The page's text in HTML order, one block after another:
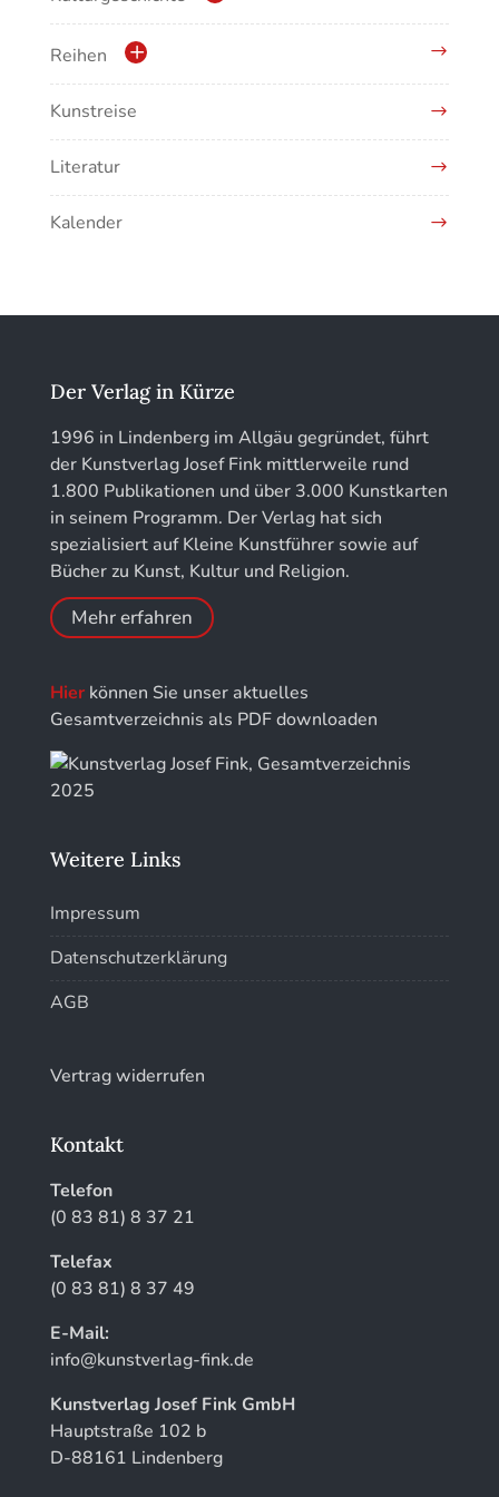
Kunstführer E
Kunstführer H
Kunstführer K
Kunstführer M
Kunstführer NO
Kunstführer PQ
Kunstführer R
Kunstführer Sch
Kunstführer St
Krippen
Musikgeschichte
Reihen
Schriftenreihe des Bayerischen Landesamtes
löhe:porträts
Jahresschriften der DGC Deutsche Gesellschaft
für Chronometrie
Jahrbuch der Stiftung Thüringer Schlösser und
Gärten
Kunstreise
Literatur
Kalender
Der Verlag in Kürze
1996 in Lindenberg im Allgäu gegründet, führt
der Kunstverlag Josef Fink mittlerweile rund
1.800 Publikationen und über 3.000 Kunstkarten
in seinem Programm. Der Verlag hat sich
spezialisiert auf Kleine Kunstführer sowie auf
Bücher zu Kunst, Kultur und Religion.
Mehr erfahren
Hierkönnen Sie unser aktuelles
Gesamtverzeichnis als PDF downloaden
Weitere Links
Impressum
Datenschutzerklärung
AGB
Vertrag widerrufen
Kontakt
Telefon
(0 83 81) 8 37 21
Telefax
(0 83 81) 8 37 49
E-Mail:
info@kunstverlag-fink.de
Kunstverlag Josef Fink GmbH
Hauptstraße 102 b
D-88161 Lindenberg